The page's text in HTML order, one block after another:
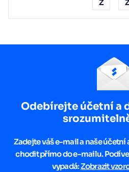
Z
Odebírejte účetní a
Zadejte váš e-mail a naše
chodit přímo do e-mailu.
vypadá:Zobrazit